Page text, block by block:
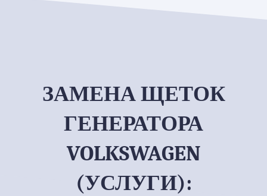
ЗАМЕНА ЩЕТОК
ГЕНЕРАТОРА
VOLKSWAGEN
(УСЛУГИ):